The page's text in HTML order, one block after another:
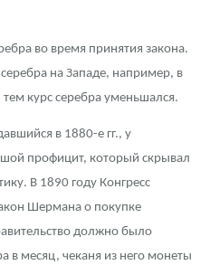
во время принятия закона.
на Западе, например, в
курс серебра уменьшался.
в 1880-е гг., у
профицит, который скрывал
В 1890 году Конгресс
Шермана о покупке
должно было
в месяц, чеканя из него монеты